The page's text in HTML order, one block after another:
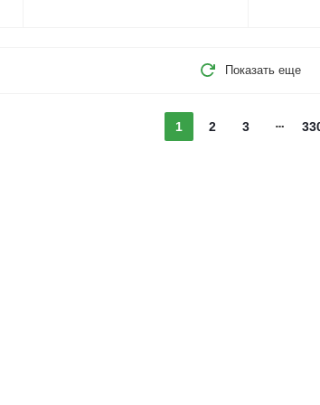
Показать еще
1 2 3